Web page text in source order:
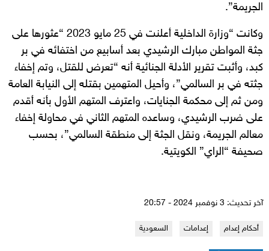
الجريمة”.
وكانت “وزارة الداخلية أعلنت في 25 مايو 2023 “عثورها على
جثة المواطن مبارك الرشيدي بعد أسابيع من اختفائه في بر
كبد، وأثبت تقرير الأدلة الجنائية أنه “تعرض للقتل، وتم إخفاء
جثته في بر السالمي”، وأحيل المتهمين بقتله إلى النيابة العامة
ومن ثم إلى محكمة الجنايات، واعترف المتهم الأول بأنه أقدم
على ضرب الرشيدي، وساعده المتهم الثاني في محاولة إخفاء
معالم الجريمة، ونقل الجثة إلى منطقة السالمي”، بحسب
صحيفة “الراي” الكويتية.
آخر تحديث: 3 نوفمبر 2024 - 20:57
أحكام إعدام إعدامات السعودية